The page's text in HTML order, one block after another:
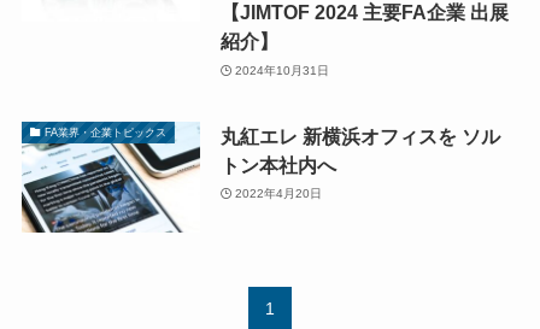
【JIMTOF 2024 主要FA企業 出展
紹介】
2024年10月31日
FA業界・企業トピックス
丸紅エレ 新横浜オフィスを ソル
トン本社内へ
2022年4月20日
1